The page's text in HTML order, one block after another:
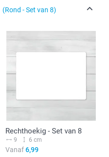
(Rond - Set van 8)
Rechthoekig - Set van 8
9 6 cm
Vanaf6,99